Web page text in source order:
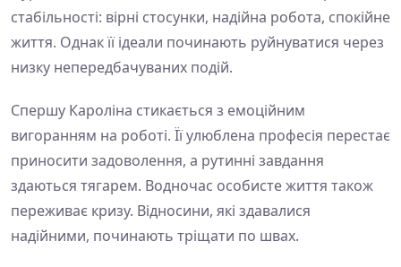
стабільності: вірні стосунки, надійна робота, спокійне
життя. Однак її ідеали починають руйнуватися через
низку непередбачуваних подій.
Спершу Кароліна стикається з емоційним
вигоранням на роботі. Її улюблена професія перестає
приносити задоволення, а рутинні завдання
здаються тягарем. Водночас особисте життя також
переживає кризу. Відносини, які здавалися
надійними, починають тріщати по швах.